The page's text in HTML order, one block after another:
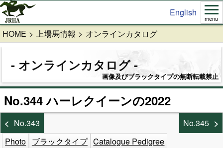
English
menu
HOME 上場馬情報 オンラインカタログ
オンラインカタログ
画像及びブラックタイプの無断転載禁止
No.344 ハーレクイーンの2022
No.343
No.345
Photo ブラックタイプ Catalogue Pedigree